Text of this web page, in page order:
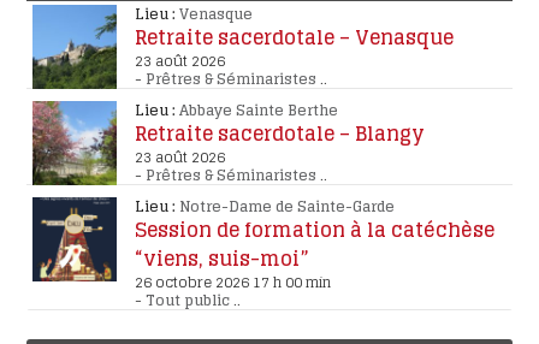
Lieu : Venasque
Retraite sacerdotale – Venasque
23 août 2026
- Prêtres & Séminaristes..
Lieu : Abbaye Sainte Berthe
Retraite sacerdotale – Blangy
23 août 2026
- Prêtres & Séminaristes..
Lieu : Notre-Dame de Sainte-Garde
Session de formation à la catéchèse
“viens, suis-moi”
26 octobre 2026 17 h 00 min
-Tout public..